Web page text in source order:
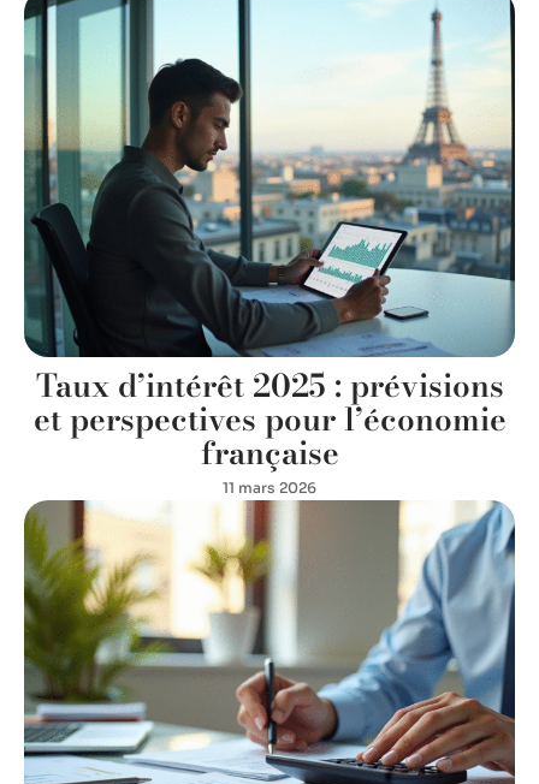
Taux d’intérêt 2025 : prévisions
et perspectives pour l’économie
française
11 mars 2026